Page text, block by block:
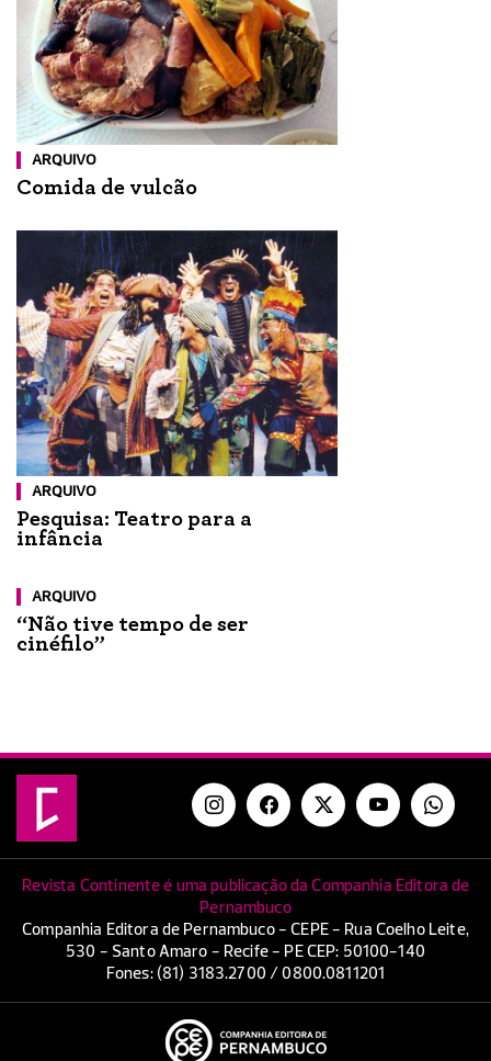
ARQUIVO
Comida de vulcão
ARQUIVO
Pesquisa: Teatro para a
infância
ARQUIVO
“Não tive tempo de ser
cinéfilo”
Revista Continente é uma publicação da Companhia Editora de
Pernambuco
Companhia Editora de Pernambuco - CEPE - Rua Coelho Leite,
530 - Santo Amaro - Recife - PE CEP: 50100-140
Fones: (81) 3183.2700 / 0800.0811201